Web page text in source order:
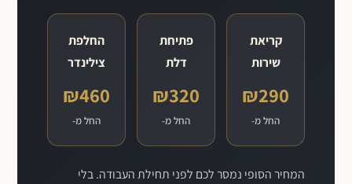
קריאת
שירות
₪290
החל מ-
פתיחת
דלת
₪320
החל מ-
החלפת
צילינדר
₪460
החל מ-
המחיר הסופי נמסר לכם לפני תחילת העבודה. בלי